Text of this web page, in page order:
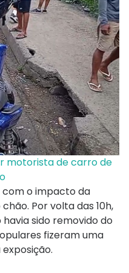
motorista de carro de
o impacto da
Por volta das 10h,
sido removido do
fizeram uma